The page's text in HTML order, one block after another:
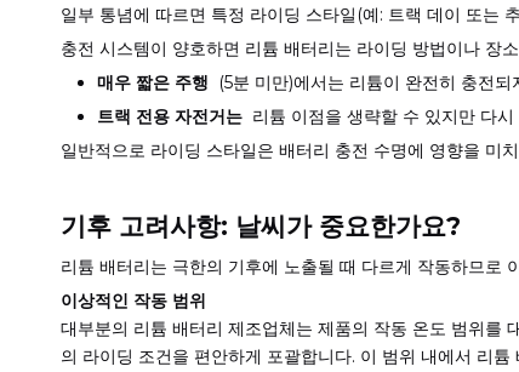
일부 통념에 따르면 특정 라이딩 스타일(예: 트랙 데이 또는
충전 시스템이 양호하면 리튬 배터리는 라이딩 방법이나 장
매우 짧은 주행
(5분 미만)에서는 리튬이 완전히 충전
트랙 전용 자전거는 리튬 이점을 생략할 수 있지만 다
일반적으로 라이딩 스타일은 배터리 충전 수명에 영향을 미
기후 고려사항: 날씨가 중요한가요?
리튬 배터리는 극한의 기후에 노출될 때 다르게 작동하므로
이상적인 작동 범위
대부분의 리튬 배터리 제조업체는 제품의 작동 온도 범위를
의 라이딩 조건을 편안하게 포괄합니다. 이 범위 내에서 리